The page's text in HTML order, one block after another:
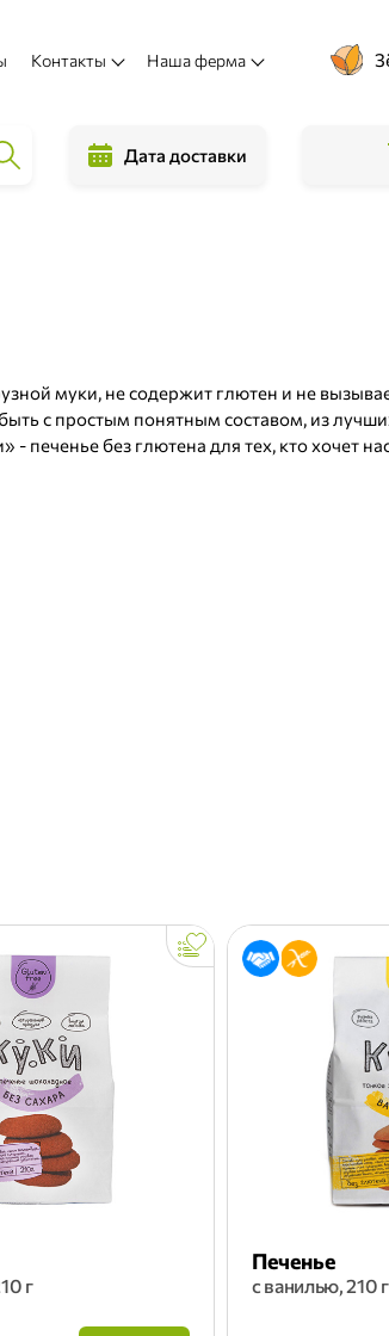
Контакты Наша ферма
Дата доставки
муки, не содержит глютен и не
с простым понятным составом, из
печенье без глютена для тех, кто хочет
г
Печенье
с ванилью, 210 г